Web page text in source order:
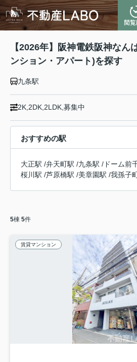
閲
【2026年】阪神電鉄阪神なん
ンション・アパート)を探す
九条駅
2K,2DK,2LDK,募集中
おすすめの駅
大正駅 /弁天町駅 /九条駅 / ドーム前
桜川駅 /芦原橋駅 /美章園駅 /我孫子
5棟 5件
賃貸マンション